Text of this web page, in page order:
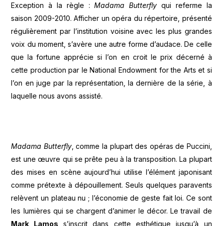
Exception à la règle :Madama Butterfly qui referme la
saison 2009-2010. Afficher un opéra du répertoire, présenté
régulièrement par l’institution voisine avec les plus grandes
voix du moment, s’avère une autre forme d’audace. De celle
que la fortune apprécie si l’on en croit le prix décerné à
cette production par le National Endowment for the Arts et si
l’on en juge par la représentation, la dernière de la série, à
laquelle nous avons assisté.
Madama Butterfly, comme la plupart des opéras de Puccini,
est une œuvre qui se prête peu à la transposition. La plupart
des mises en scène aujourd’hui utilise l’élément japonisant
comme prétexte à dépouillement. Seuls quelques paravents
relèvent un plateau nu ; l’économie de geste fait loi. Ce sont
les lumières qui se chargent d’animer le décor. Le travail de
Mark Lamos s’inscrit dans cette esthétique jusqu’à un